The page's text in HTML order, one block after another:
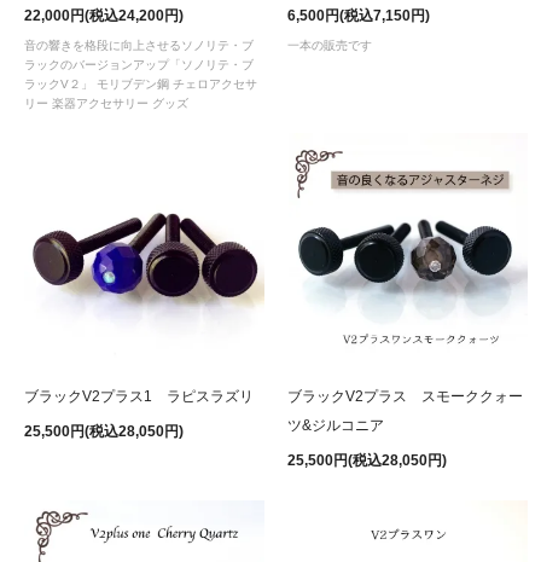
22,000円(税込24,200円)
音の響きを格段に向上させるソノリテ・ブ
ラックのバージョンアップ「ソノリテ・ブ
ラックV２」 モリブデン鋼 チェロアクセサ
リー 楽器アクセサリー グッズ
6,500円(税込7,150円)
一本の販売です
ブラックV2プラス1 ラピスラズリ
25,500円(税込28,050円)
ブラックV2プラス スモーククォー
ツ&ジルコニア
25,500円(税込28,050円)